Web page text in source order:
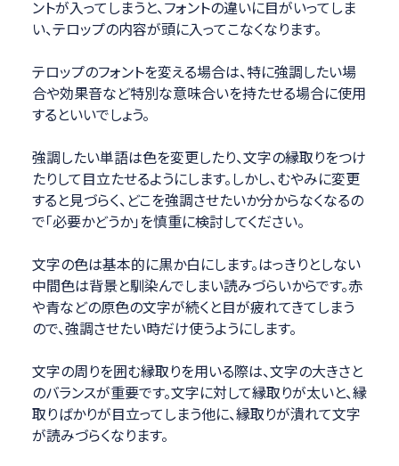
ントが入ってしまうと、フォントの違いに目がいってしま
い、テロップの内容が頭に入ってこなくなります。
テロップのフォントを変える場合は、特に強調したい場
合や効果音など特別な意味合いを持たせる場合に使用
するといいでしょう。
強調したい単語は色を変更したり、文字の縁取りをつけ
たりして目立たせるようにします。しかし、むやみに変更
すると見づらく、どこを強調させたいか分からなくなるの
で「必要かどうか」を慎重に検討してください。
文字の色は基本的に黒か白にします。はっきりとしない
中間色は背景と馴染んでしまい読みづらいからです。赤
や青などの原色の文字が続くと目が疲れてきてしまう
ので、強調させたい時だけ使うようにします。
文字の周りを囲む縁取りを用いる際は、文字の大きさと
のバランスが重要です。文字に対して縁取りが太いと、縁
取りばかりが目立ってしまう他に、縁取りが潰れて文字
が読みづらくなります。